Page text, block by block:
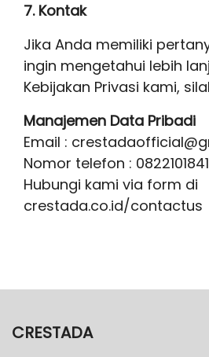
7. Kontak
Jika Anda memiliki
ingin mengetahui lebih
Kebijakan Privasi kami,
Manajemen Data Pribadi
Email :
Nomor telefon :
Hubungi kami via form di
crestada.co.id/contactus
CRESTADA